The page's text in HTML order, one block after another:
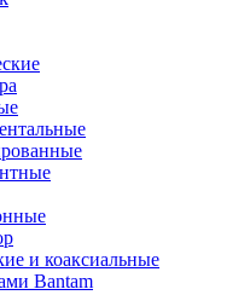
и коаксиальные
Bantam